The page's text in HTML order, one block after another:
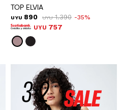
TOP ELVIA
UYU 890 UYU 1.390 35
UYU 757